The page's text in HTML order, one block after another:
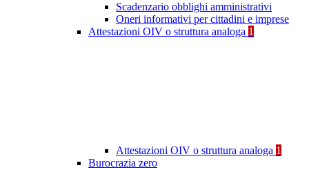
Scadenzario obblighi amministrativi
Oneri informativi per cittadini e imprese
Attestazioni OIV o struttura analoga 1
Attestazioni OIV o struttura analoga 1
Burocrazia zero